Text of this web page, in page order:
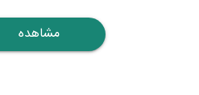
مشاهده